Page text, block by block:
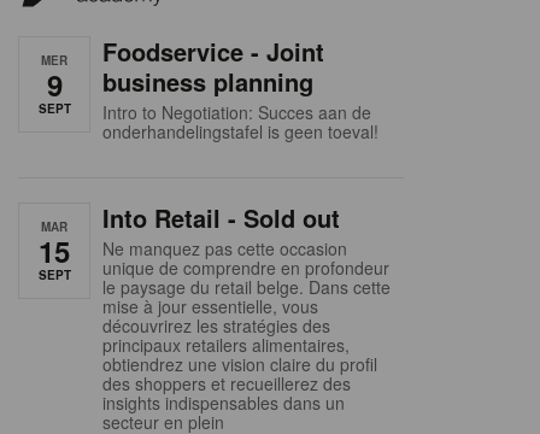
MER
9
SEPT
Foodservice - Joint
business planning
Intro to Negotiation: Succes aan de
onderhandelingstafel is geen toeval!
MAR
15
SEPT
Into Retail - Sold out
Ne manquez pas cette occasion
unique de comprendre en profondeur
le paysage du retail belge. Dans cette
mise à jour essentielle, vous
découvrirez les stratégies des
principaux retailers alimentaires,
obtiendrez une vision claire du profil
des shoppers et recueillerez des
insights indispensables dans un
secteur en plein